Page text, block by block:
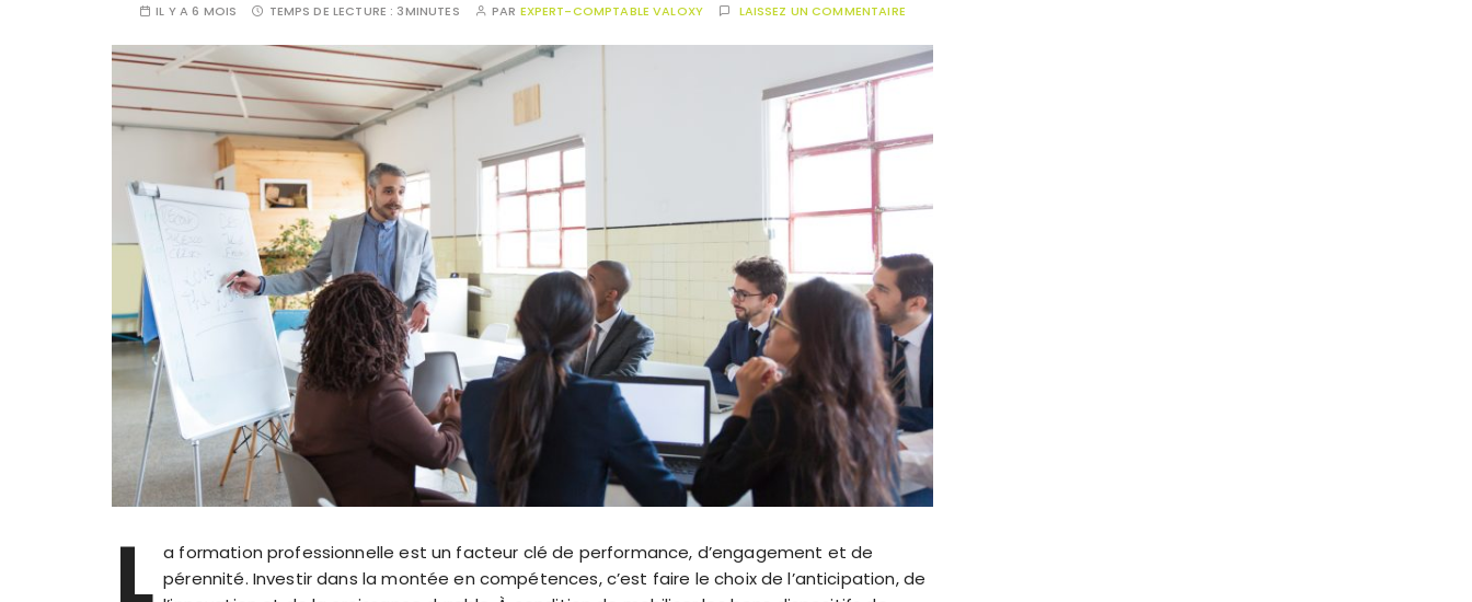
IL Y A 6 MOIS TEMPS DE LECTURE : 3MINUTES PAR EXPERT-COMPTABLE VALOXY LAISSEZ UN COMMENTAIRE
L a formation professionnelle est un facteur clé de performance, d’engagement et de
pérennité. Investir dans la montée en compétences, c’est faire le choix de l’anticipation, de